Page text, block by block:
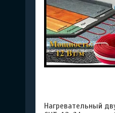
Нагревательный